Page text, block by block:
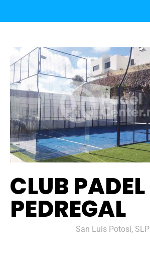
CLUB PADEL
PEDREGAL
San Luis Potosi, SLP